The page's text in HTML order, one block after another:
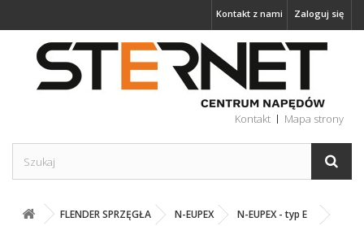
Zaloguj się
Kontakt z nami
Kontakt Mapa strony
FLENDER SPRZĘGŁA N-EUPEX
N-EUPEX - typ E